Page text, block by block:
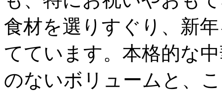
食材を選りすぐり、新
てています。本格的な
のないボリュームと、